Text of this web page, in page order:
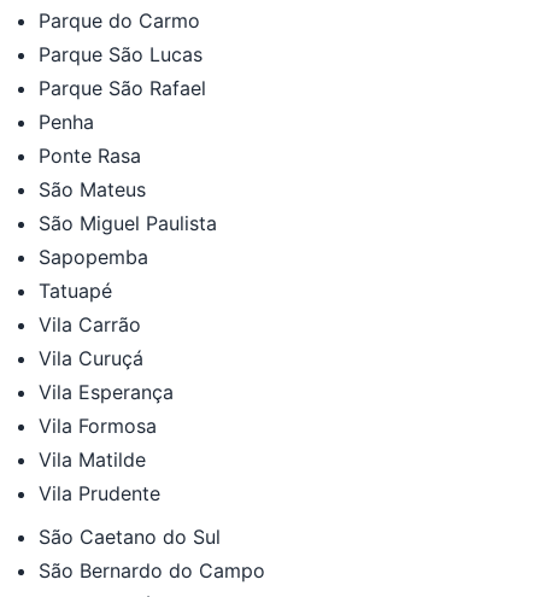
Parque do Carmo
Parque São Lucas
Parque São Rafael
Penha
Ponte Rasa
São Mateus
São Miguel Paulista
Sapopemba
Tatuapé
Vila Carrão
Vila Curuçá
Vila Esperança
Vila Formosa
Vila Matilde
Vila Prudente
São Caetano do Sul
São Bernardo do Campo